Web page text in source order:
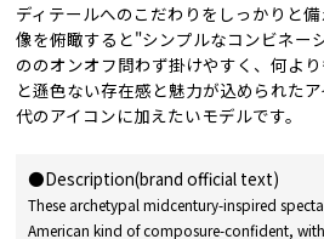
ディテールへのこだわりをしっかりと
像を俯瞰すると"シンプルなコンビネー
ののオンオフ問わず掛けやすく、何よ
と遜色ない存在感と魅力が込められた
代のアイコンに加えたいモデルです。
●Description(brand official text)
These archetypal midcentury-inspired
American kind of composure-confident,